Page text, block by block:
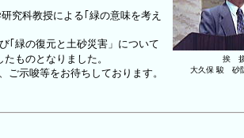
究科教授による｢緑の意味を考え
｢緑の復元と土砂災害」について
ものとなりました。
示唆等をお待ちしております。
挨
大久保 駿 砂